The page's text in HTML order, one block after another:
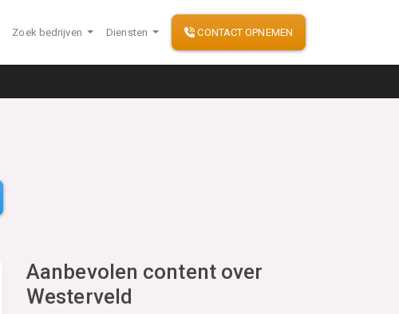
Zoek bedrijven Diensten CONTACT OPNEMEN
Aanbevolen content over
Westerveld